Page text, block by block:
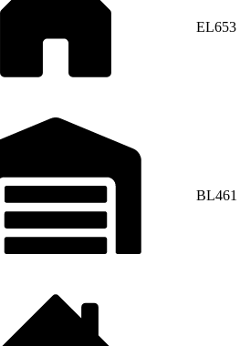
EL653
BL461